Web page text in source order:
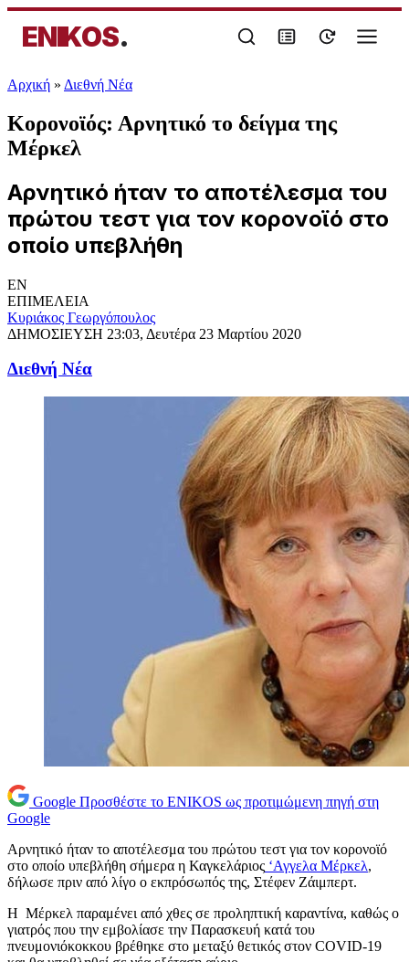
ENIKOS.
Αρχική » Διεθνή Νέα
Κορονοϊός: Αρνητικό το δείγμα της
Μέρκελ
Αρνητικό ήταν το αποτέλεσμα του
πρώτου τεστ για τον κορονοϊό στο
οποίο υπεβλήθη
EN
ΕΠΙΜΕΛΕΙΑ
Κυριάκος Γεωργόπουλος
ΔΗΜΟΣΙΕΥΣΗ 23:03, Δευτέρα 23 Μαρτίου 2020
Διεθνή Νέα
Google Προσθέστε το ENIKOS ως προτιμώμενη πηγή στη
Google
Αρνητικό ήταν το αποτέλεσμα του πρώτου τεστ για τον κορονοϊό
στο οποίο υπεβλήθη σήμερα η Καγκελάριος ‘Αγγελα Μέρκελ,
δήλωσε πριν από λίγο ο εκπρόσωπός της, Στέφεν Ζάιμπερτ.
Η Μέρκελ παραμένει από χθες σε προληπτική καραντίνα, καθώς ο
γιατρός που την εμβολίασε την Παρασκευή κατά του
πνευμονιόκοκκου βρέθηκε στο μεταξύ θετικός στον COVID-19